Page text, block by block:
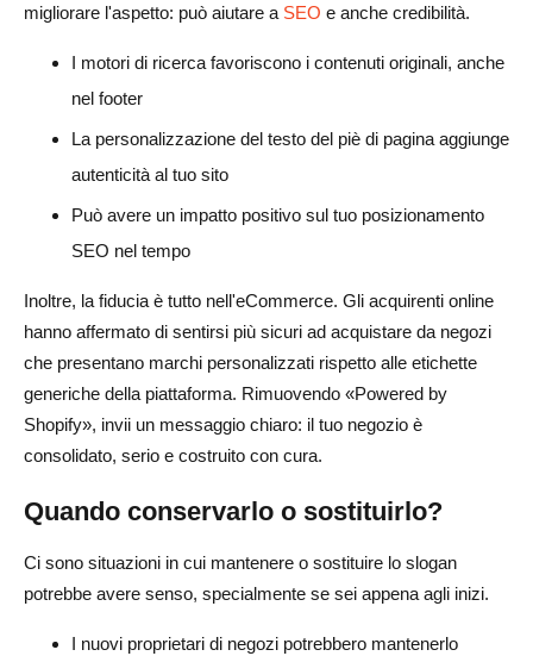
migliorare l'aspetto: può aiutare a SEO e anche credibilità.
I motori di ricerca favoriscono i contenuti originali, anche
nel footer
La personalizzazione del testo del piè di pagina aggiunge
autenticità al tuo sito
Può avere un impatto positivo sul tuo posizionamento
SEO nel tempo
Inoltre, la fiducia è tutto nell'eCommerce. Gli acquirenti online
hanno affermato di sentirsi più sicuri ad acquistare da negozi
che presentano marchi personalizzati rispetto alle etichette
generiche della piattaforma. Rimuovendo «Powered by
Shopify», invii un messaggio chiaro: il tuo negozio è
consolidato, serio e costruito con cura.
Quando conservarlo o sostituirlo?
Ci sono situazioni in cui mantenere o sostituire lo slogan
potrebbe avere senso, specialmente se sei appena agli inizi.
I nuovi proprietari di negozi potrebbero mantenerlo